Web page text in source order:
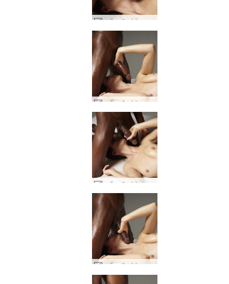
चार्लोटा और गोरो बड़ा काला मुर्गा देखभाल #20
चार्लोटा और गोरो बड़ा काला मुर्गा देखभाल #24
चार्लोटा और गोरो बड़ा काला मुर्गा देखभाल #23